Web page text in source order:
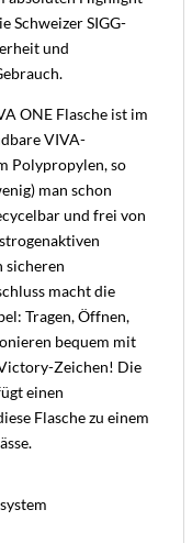
Schweizer SIGG-
und
ONE Flasche ist im
VIVA-
Polypropylen, so
man schon
und frei von
sicheren
macht die
Tragen, Öffnen,
bequem mit
Zeichen! Die
einen
Flasche zu einem